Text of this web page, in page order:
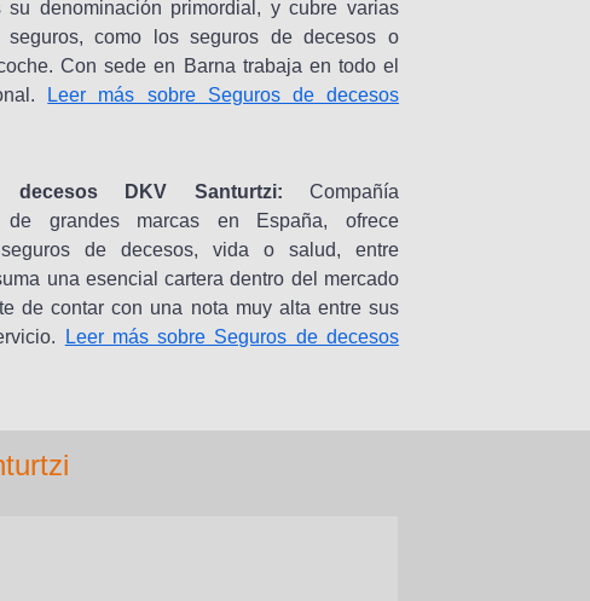
su denominación primordial, y cubre varias
como los seguros de decesos o
Con sede en Barna trabaja en todo el
Leer más sobre Seguros de decesos
decesos DKV Santurtzi: Compañía
de grandes marcas en España, ofrece
de decesos, vida o salud, entre
una esencial cartera dentro del mercado
de contar con una nota muy alta entre sus
Leer más sobre Seguros de decesos